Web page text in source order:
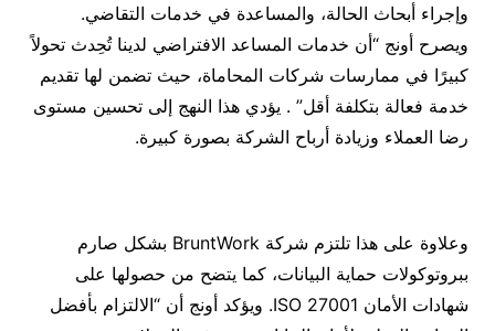
وإجراء أبحاث الحالة، والمساعدة في خدمات التقاضي.
ويصرح أونج “أن خدمات المساعد الافتراضي لدينا تُحِدث تحولاً
كبيرًا في ممارسات شركات المحاماة، حيث تضمن لها تقديم
خدمة فعالة بتكلفة أقل” . يؤدي هذا النهج إلى تحسين مستوى
رضا العملاء وزيادة أرباح الشركة بصورة كبيرة.
وعلاوة على هذا تلتزم شركة BruntWork بشكل صارم
ببروتوكولات حماية البيانات، كما يتضح من حصولها على
شهادات الأمان ISO 27001. ويؤكد أونج أن “الالتزام بأفضل